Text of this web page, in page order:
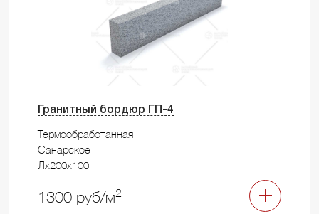
Гранитный бордюр ГП-4
Термообработанная
Санарское
Лx200x100
1300 руб/м2